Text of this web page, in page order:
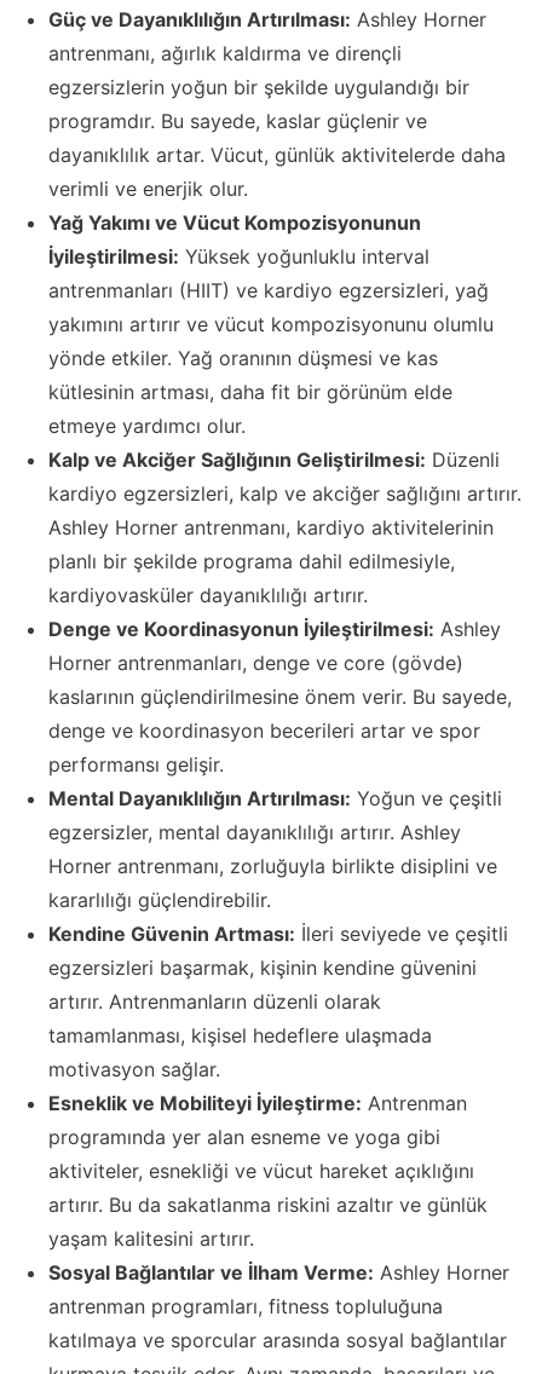
Güç ve Dayanıklılığın Artırılması: Ashley Horner
antrenmanı, ağırlık kaldırma ve dirençli
egzersizlerin yoğun bir şekilde uygulandığı bir
programdır. Bu sayede, kaslar güçlenir ve
dayanıklılık artar. Vücut, günlük aktivitelerde daha
verimli ve enerjik olur.
Yağ Yakımı ve Vücut Kompozisyonunun
İyileştirilmesi: Yüksek yoğunluklu interval
antrenmanları (HIIT) ve kardiyo egzersizleri, yağ
yakımını artırır ve vücut kompozisyonunu olumlu
yönde etkiler. Yağ oranının düşmesi ve kas
kütlesinin artması, daha fit bir görünüm elde
etmeye yardımcı olur.
Kalp ve Akciğer Sağlığının Geliştirilmesi: Düzenli
kardiyo egzersizleri, kalp ve akciğer sağlığını artırır.
Ashley Horner antrenmanı, kardiyo aktivitelerinin
planlı bir şekilde programa dahil edilmesiyle,
kardiyovasküler dayanıklılığı artırır.
Denge ve Koordinasyonun İyileştirilmesi: Ashley
Horner antrenmanları, denge ve core (gövde)
kaslarının güçlendirilmesine önem verir. Bu sayede,
denge ve koordinasyon becerileri artar ve spor
performansı gelişir.
Mental Dayanıklılığın Artırılması: Yoğun ve çeşitli
egzersizler, mental dayanıklılığı artırır. Ashley
Horner antrenmanı, zorluğuyla birlikte disiplini ve
kararlılığı güçlendirebilir.
Kendine Güvenin Artması: İleri seviyede ve çeşitli
egzersizleri başarmak, kişinin kendine güvenini
artırır. Antrenmanların düzenli olarak
tamamlanması, kişisel hedeflere ulaşmada
motivasyon sağlar.
Esneklik ve Mobiliteyi İyileştirme: Antrenman
programında yer alan esneme ve yoga gibi
aktiviteler, esnekliği ve vücut hareket açıklığını
artırır. Bu da sakatlanma riskini azaltır ve günlük
yaşam kalitesini artırır.
Sosyal Bağlantılar ve İlham Verme: Ashley Horner
antrenman programları, fitness topluluğuna
katılmaya ve sporcular arasında sosyal bağlantılar